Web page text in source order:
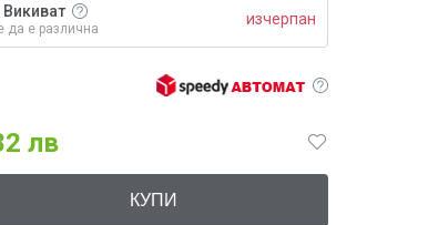
да е различна
изчерпан
лв